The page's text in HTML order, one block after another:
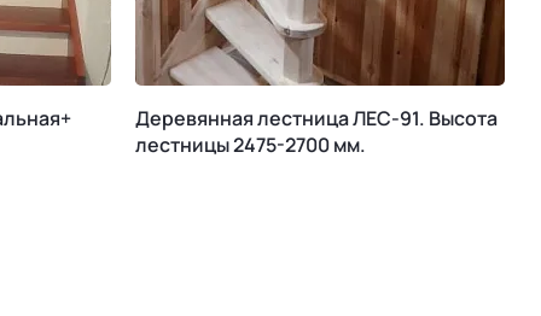
Деревянная лестница ЛЕС-91. Высота
лестницы 2475-2700 мм.